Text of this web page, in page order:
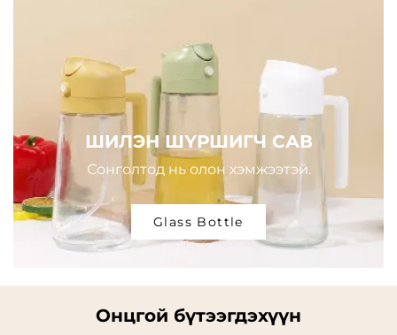
ШИЛЭН ШҮРШИГЧ САВ
Сонголтод нь олон хэмжээтэй.
Glass Bottle
Онцгой бүтээгдэхүүн